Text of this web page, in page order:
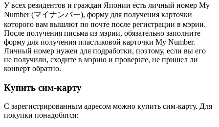
У всех резидентов и граждан Японии есть личный номер My
Number (マイナンバー), форму для получения карточки
которого вам вышлют по почте после регистрации в мэрии.
После получения письма из мэрии, обязательно заполните
форму для получения пластиковой карточки My Number.
Личный номер нужен для подработки, поэтому, если вы его
не получили, сходите в мэрию и проверьте, не пришел ли
конверт обратно.
Купить сим-карту
С зарегистрированным адресом можно купить сим-карту. Для
покупки понадобятся: